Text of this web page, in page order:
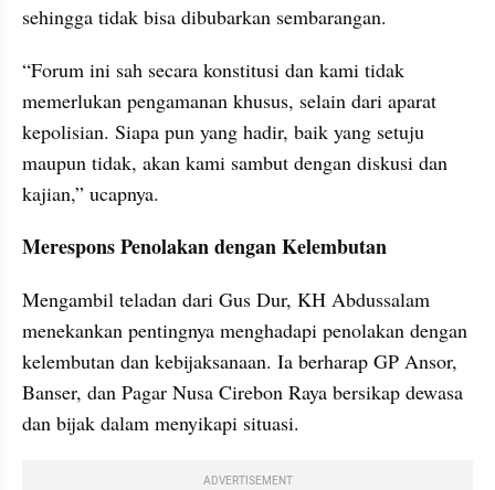
sehingga tidak bisa dibubarkan sembarangan.
“Forum ini sah secara konstitusi dan kami tidak
memerlukan pengamanan khusus, selain dari aparat
kepolisian. Siapa pun yang hadir, baik yang setuju
maupun tidak, akan kami sambut dengan diskusi dan
kajian,” ucapnya.
Merespons Penolakan dengan Kelembutan
Mengambil teladan dari Gus Dur, KH Abdussalam
menekankan pentingnya menghadapi penolakan dengan
kelembutan dan kebijaksanaan. Ia berharap GP Ansor,
Banser, dan Pagar Nusa Cirebon Raya bersikap dewasa
dan bijak dalam menyikapi situasi.
ADVERTISEMENT